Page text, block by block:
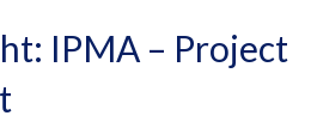
IPMA – Project